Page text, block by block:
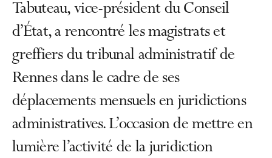
Tabuteau, vice-président du Conseil
d’État, a rencontré les magistrats et
greffiers du tribunal administratif de
Rennes dans le cadre de ses
déplacements mensuels en juridictions
administratives. L’occasion de mettre en
lumière l’activité de la juridiction